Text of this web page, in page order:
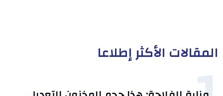
المقالات الأكثر إطلاعا